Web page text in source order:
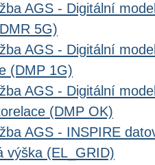
AGS - Digitální
5G)
AGS - Digitální
(DMP 1G)
AGS - Digitální
(DMP OK)
AGS - INSPIRE
výška (EL_GRID)